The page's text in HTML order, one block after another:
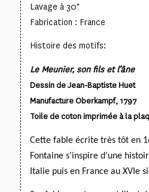
Lavage à 30°
Fabrication : France
Histoire des motifs:
Le Meunier, son fils et l’âne
Dessin de Jean-Baptiste Huet
Manufacture Oberkampf, 1797
Toile de coton imprimée à la
Cette fable écrite très tôt en
Fontaine s’inspire d’une
Italiepuis en France au XVIe